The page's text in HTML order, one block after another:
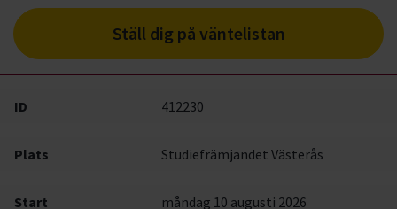
Ställ dig på väntelistan
ID 412230
Plats Studiefrämjandet Västerås
Start måndag 10 augusti 2026